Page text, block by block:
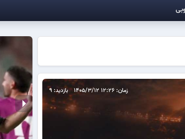
زمان: 12:26 1405/3/12 بازدید: 9
arrow_right